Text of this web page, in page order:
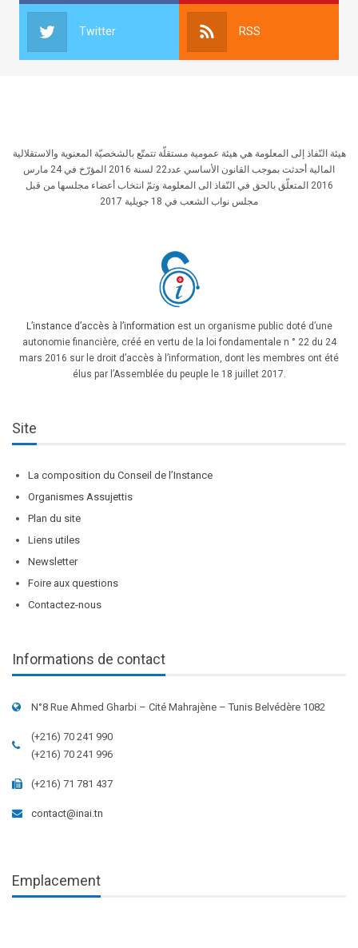
Twitter RSS
هيئة النّفاذ إلى المعلومة هي هيئة عمومية مستقلّة تتمتّع بالشخصيّة المعنوية والاستقلالية
المالية أحدثت بموجب القانون الأساسي عدد22 لسنة 2016 المؤرّخ في 24 مارس
2016 المتعلّق بالحق في النّفاذ الى المعلومة وتمّ انتخاب أعضاء مجلسها من قبل
مجلس نواب الشعب في 18 جويلية 2017
L’instance d’accès à l’information est un organisme public doté d’une
autonomie financière, créé en vertu de la loi fondamentale n ° 22 du 24
mars 2016 sur le droit d’accès à l’information, dont les membres ont été
élus par l’Assemblée du peuple le 18 juillet 2017.
Site
La composition du Conseil de l’Instance
Organismes Assujettis
Plan du site
Liens utiles
Newsletter
Foire aux questions
Contactez-nous
Informations de contact
N°8 Rue Ahmed Gharbi – Cité Mahrajène – Tunis Belvédère 1082
(+216) 70 241 990
(+216) 70 241 996
(+216) 71 781 437
contact@inai.tn
Emplacement